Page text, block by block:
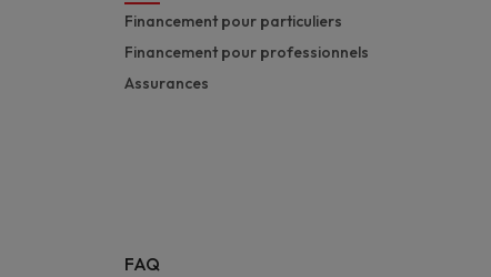
Financement pour particuliers
Financement pour professionnels
Assurances
FAQ